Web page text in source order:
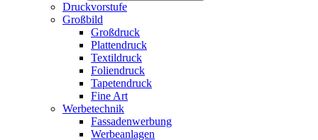
Druckvorstufe
Großbild
Großdruck
Plattendruck
Textildruck
Foliendruck
Tapetendruck
Fine Art
Werbetechnik
Fassadenwerbung
Werbeanlagen